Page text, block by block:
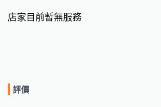
店家目前暫無服務
評價